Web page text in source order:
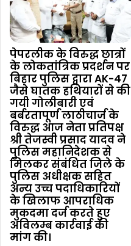
पेपरलीक के विरुद्ध छात्रों
के लोकतांत्रिक प्रदर्शन पर
बिहार पुलिस द्वारा AK-47
जैसे घातक हथियारों से की
गयी गोलीबारी एवं
बर्बरतापूर्ण लाठीचार्ज के
विरुद्ध आज नेता प्रतिपक्ष
श्री तेजस्वी प्रसाद यादव ने
पुलिस महानिदेशक से
मिलकर संबंधित जिले के
पुलिस अधीक्षक सहित
अन्य उच्च पदाधिकारियों
के खिलाफ आपराधिक
मुकदमा दर्ज करते हुए
अविलम्ब कार्रवाई की
मांग की।